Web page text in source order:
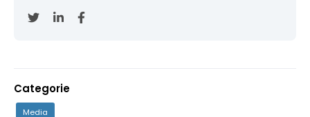
Categorie
Media